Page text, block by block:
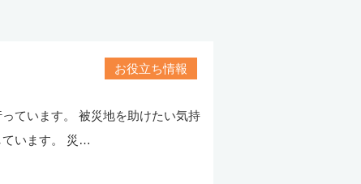
お役立ち情報
ています。 被災地を助けたい気持
ています。 災…